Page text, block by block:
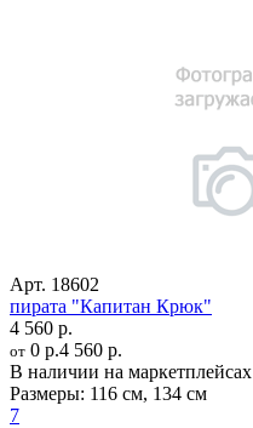
Арт. 18602
пирата "Капитан Крюк"
4 560 р.
от 0 р.4 560 р.
В наличии на маркетплейсах
Размеры: 116 см, 134 см
7